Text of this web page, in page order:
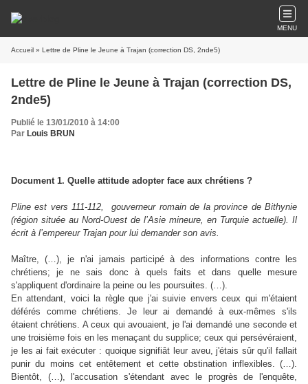
MENU
Accueil » Lettre de Pline le Jeune à Trajan (correction DS, 2nde5)
Lettre de Pline le Jeune à Trajan (correction DS,
2nde5)
Publié le 13/01/2010 à 14:00
Par Louis BRUN
Document 1. Quelle attitude adopter face aux chrétiens ?
Pline est vers 111-112, gouverneur romain de la province de Bithynie
(région située au Nord-Ouest de l’Asie mineure, en Turquie actuelle). Il
écrit à l’empereur Trajan pour lui demander son avis.
Maître, (…), je n'ai jamais participé à des informations contre les
chrétiens; je ne sais donc à quels faits et dans quelle mesure
s'appliquent d'ordinaire la peine ou les poursuites. (…).
En attendant, voici la règle que j'ai suivie envers ceux qui m'étaient
déférés comme chrétiens. Je leur ai demandé à eux-mêmes s'ils
étaient chrétiens. A ceux qui avouaient, je l'ai demandé une seconde et
une troisième fois en les menaçant du supplice; ceux qui persévéraient,
je les ai fait exécuter : quoique signifiât leur aveu, j'étais sûr qu'il fallait
punir du moins cet entêtement et cette obstination inflexibles. (…).
Bientôt, (…), l'accusation s'étendant avec le progrès de l'enquête,